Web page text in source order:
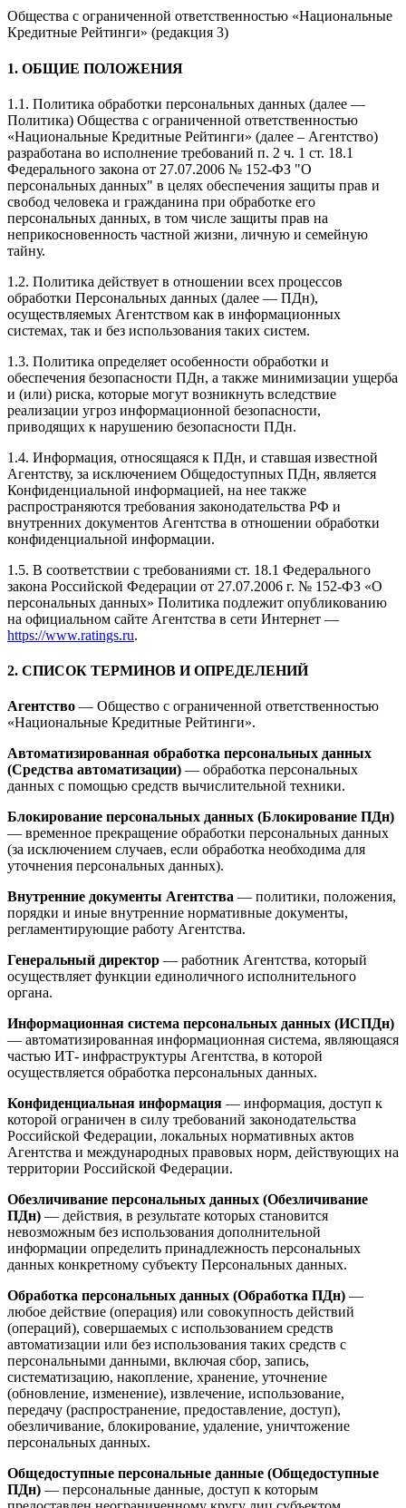
Общества с ограниченной ответственностью «Национальные
Кредитные Рейтинги» (редакция 3)
1. ОБЩИЕ ПОЛОЖЕНИЯ
1.1. Политика обработки персональных данных (далее —
Политика) Общества с ограниченной ответственностью
«Национальные Кредитные Рейтинги» (далее – Агентство)
разработана во исполнение требований п. 2 ч. 1 ст. 18.1
Федерального закона от 27.07.2006 № 152-ФЗ "О
персональных данных" в целях обеспечения защиты прав и
свобод человека и гражданина при обработке его
персональных данных, в том числе защиты прав на
неприкосновенность частной жизни, личную и семейную
тайну.
1.2. Политика действует в отношении всех процессов
обработки Персональных данных (далее — ПДн),
осуществляемых Агентством как в информационных
системах, так и без использования таких систем.
1.3. Политика определяет особенности обработки и
обеспечения безопасности ПДн, а также минимизации ущерба
и (или) риска, которые могут возникнуть вследствие
реализации угроз информационной безопасности,
приводящих к нарушению безопасности ПДн.
1.4. Информация, относящаяся к ПДн, и ставшая известной
Агентству, за исключением Общедоступных ПДн, является
Конфиденциальной информацией, на нее также
распространяются требования законодательства РФ и
внутренних документов Агентства в отношении обработки
конфиденциальной информации.
1.5. В соответствии с требованиями ст. 18.1 Федерального
закона Российской Федерации от 27.07.2006 г. № 152-ФЗ «О
персональных данных» Политика подлежит опубликованию
на официальном сайте Агентства в сети Интернет —
https://www.ratings.ru.
2. СПИСОК ТЕРМИНОВ И ОПРЕДЕЛЕНИЙ
Агентство — Общество с ограниченной ответственностью
«Национальные Кредитные Рейтинги».
Автоматизированная обработка персональных данных
(Средства автоматизации) — обработка персональных
данных с помощью средств вычислительной техники.
Блокирование персональных данных (Блокирование ПДн)
— временное прекращение обработки персональных данных
(за исключением случаев, если обработка необходима для
уточнения персональных данных).
Внутренние документы Агентства — политики, положения,
порядки и иные внутренние нормативные документы,
регламентирующие работу Агентства.
Генеральный директор — работник Агентства, который
осуществляет функции единоличного исполнительного
органа.
Информационная система персональных данных (ИСПДн)
— автоматизированная информационная система, являющаяся
частью ИТ- инфраструктуры Агентства, в которой
осуществляется обработка персональных данных.
Конфиденциальная информация — информация, доступ к
которой ограничен в силу требований законодательства
Российской Федерации, локальных нормативных актов
Агентства и международных правовых норм, действующих на
территории Российской Федерации.
Обезличивание персональных данных (Обезличивание
ПДн) — действия, в результате которых становится
невозможным без использования дополнительной
информации определить принадлежность персональных
данных конкретному субъекту Персональных данных.
Обработка персональных данных (Обработка ПДн) —
любое действие (операция) или совокупность действий
(операций), совершаемых с использованием средств
автоматизации или без использования таких средств с
персональными данными, включая сбор, запись,
систематизацию, накопление, хранение, уточнение
(обновление, изменение), извлечение, использование,
передачу (распространение, предоставление, доступ),
обезличивание, блокирование, удаление, уничтожение
персональных данных.
Общедоступные персональные данные (Общедоступные
ПДн) — персональные данные, доступ к которым